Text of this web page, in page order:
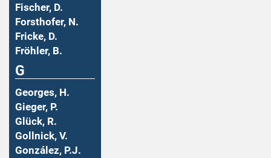
Fischer, D.
Forsthofer, N.
Fricke, D.
Fröhler, B.
G
Georges, H.
Gieger, P.
Glück, R.
Gollnick, V.
González, P.J.